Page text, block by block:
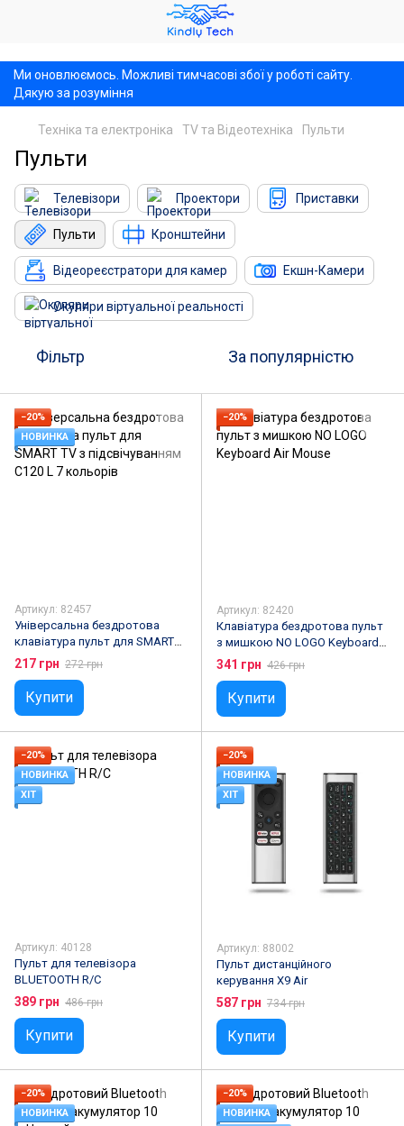
Ми оновлюємось. Можливі тимчасові збої у роботі сайту.
Дякую за розуміння
Техніка та електроніка TV та Відеотехніка Пульти
Пульти
Телевізори Проектори Приставки
Пульти Кронштейни
Відеореєстратори для камер Екшн-Камери
Окуляри віртуальної реальності
Фільтр За популярністю
−20%
НОВИНКА
Артикул: 82457
Універсальна бездротова
клавіатура пульт для SMART
TV з підсвічуванням C120 L 7
кольорів
217 грн 272 грн
Купити
−20%
Артикул: 82420
Клавіатура бездротова пульт
з мишкою NO LOGO Keyboard
Air Mouse
341 грн 426 грн
Купити
−20%
НОВИНКА
ХІТ
Артикул: 40128
Пульт для телевізора
BLUETOOTH R/C
389 грн 486 грн
Купити
−20%
НОВИНКА
ХІТ
Артикул: 88002
Пульт дистанційного
керування X9 Air
587 грн 734 грн
Купити
−20%
НОВИНКА
−20%
НОВИНКА